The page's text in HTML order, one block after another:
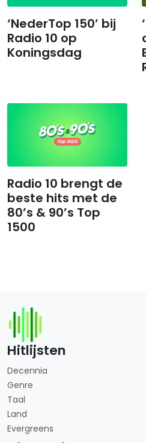
‘NederTop 150’ bij
Radio 10 op
Koningsdag
Radio 10 brengt de
beste hits met de
80’s & 90’s Top
1500
Hitlijsten
Decennia
Genre
Taal
Land
Evergreens